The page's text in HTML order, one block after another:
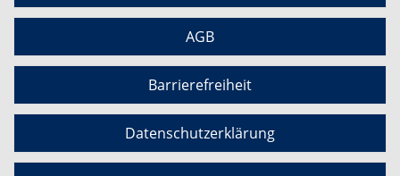
AGB
Barrierefreiheit
Datenschutzerklärung